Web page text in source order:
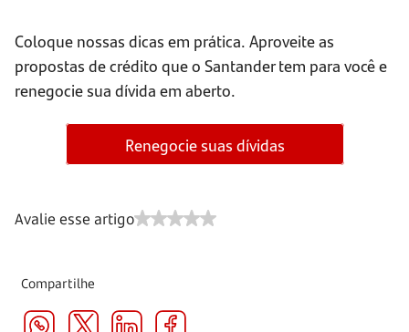
Coloque nossas dicas em prática. Aproveite as
propostas de crédito que o Santander tem para você e
renegocie sua dívida em aberto.
Renegocie suas dívidas
Avalie esse artigo
Compartilhe